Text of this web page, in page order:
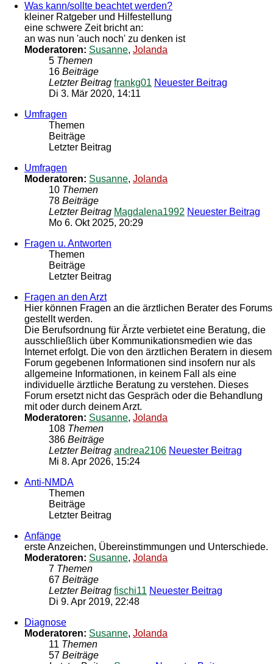
Was kann/sollte beachtet werden?
kleiner Ratgeber und Hilfestellung
eine schwere Zeit bricht an:
an was nun 'auch noch' zu denken ist
Moderatoren: Susanne, Jolanda
5 Themen
16 Beiträge
Letzter Beitrag frankg01 Neuester Beitrag
Di 3. Mär 2020, 14:11
Umfragen
Themen
Beiträge
Letzter Beitrag
Umfragen
Moderatoren: Susanne, Jolanda
10 Themen
78 Beiträge
Letzter Beitrag Magdalena1992 Neuester Beitrag
Mo 6. Okt 2025, 20:29
Fragen u. Antworten
Themen
Beiträge
Letzter Beitrag
Fragen an den Arzt
Hier können Fragen an die ärztlichen Berater des Forums
gestellt werden.
Die Berufsordnung für Ärzte verbietet eine Beratung, die
ausschließlich über Kommunikationsmedien wie das
Internet erfolgt. Die von den ärztlichen Beratern in diesem
Forum gegebenen Informationen sind insofern nur als
allgemeine Informationen, in keinem Fall als eine
individuelle ärztliche Beratung zu verstehen. Dieses
Forum ersetzt nicht das Gespräch oder die Behandlung
mit oder durch deinem Arzt.
Moderatoren: Susanne, Jolanda
108 Themen
386 Beiträge
Letzter Beitrag andrea2106 Neuester Beitrag
Mi 8. Apr 2026, 15:24
Anti-NMDA
Themen
Beiträge
Letzter Beitrag
Anfänge
erste Anzeichen, Übereinstimmungen und Unterschiede.
Moderatoren: Susanne, Jolanda
7 Themen
67 Beiträge
Letzter Beitrag fischi11 Neuester Beitrag
Di 9. Apr 2019, 22:48
Diagnose
Moderatoren: Susanne, Jolanda
11 Themen
57 Beiträge